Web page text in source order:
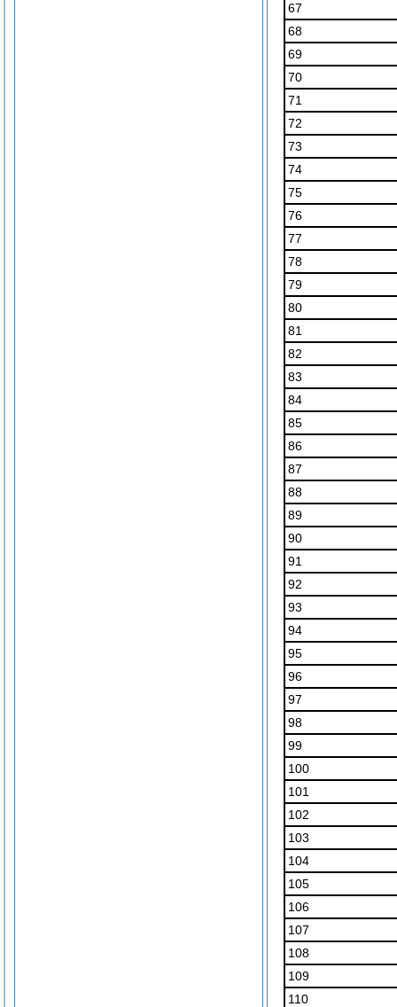
67
68
69
70
71
72
73
74
75
76
77
78
79
80
81
82
83
84
85
86
87
88
89
90
91
92
93
94
95
96
97
98
99
100
101
102
103
104
105
106
107
108
109
110